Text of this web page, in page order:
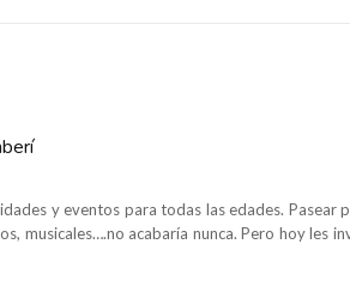
y eventos para todas las edades. Pasear
musicales….no acabaría nunca. Pero hoy les